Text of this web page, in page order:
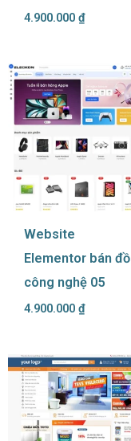
4.900.000 ₫
Website
Elementor bán đồ
công nghệ 05
4.900.000 ₫